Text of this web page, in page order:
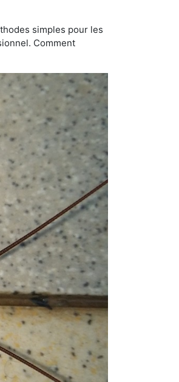
simples pour les
Comment